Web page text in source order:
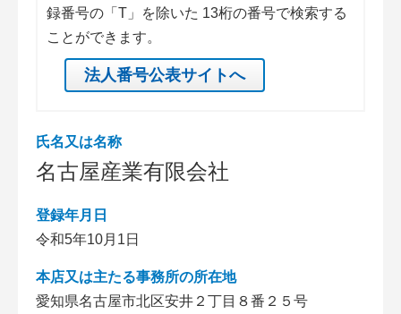
録番号の「T」を除いた 13桁の番号で検索する
ことができます。
法人番号公表サイトへ
氏名又は名称
名古屋産業有限会社
登録年月日
令和5年10月1日
本店又は主たる事務所の所在地
愛知県名古屋市北区安井２丁目８番２５号